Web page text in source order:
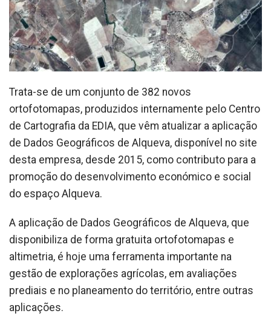
Trata-se de um conjunto de 382 novos
ortofotomapas, produzidos internamente pelo Centro
de Cartografia da EDIA, que vêm atualizar a aplicação
de Dados Geográficos de Alqueva, disponível no site
desta empresa, desde 2015, como contributo para a
promoção do desenvolvimento económico e social
do espaço Alqueva.
A aplicação de Dados Geográficos de Alqueva, que
disponibiliza de forma gratuita ortofotomapas e
altimetria, é hoje uma ferramenta importante na
gestão de explorações agrícolas, em avaliações
prediais e no planeamento do território, entre outras
aplicações.